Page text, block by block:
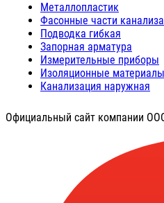
Металлопластик
Фасонные части
Подводка гибкая
Запорная арматура
Измерительные приборы
Изоляционные материалы
Канализация наружная
Официальный сайт компании